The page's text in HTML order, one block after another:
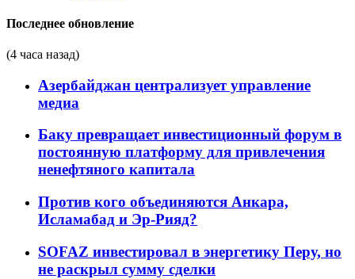
Последнее обновление
(4 часа назад)
Азербайджан централизует управление
медиа
Баку превращает инвестиционный форум в
постоянную платформу для привлечения
ненефтяного капитала
Против кого объединяются Анкара,
Исламабад и Эр-Рияд?
SOFAZ инвестировал в энергетику Перу, но
не раскрыл сумму сделки